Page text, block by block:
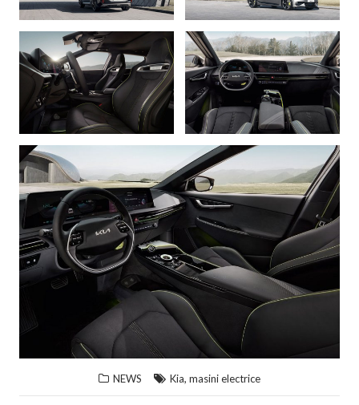
NEWS Kia, masini electrice